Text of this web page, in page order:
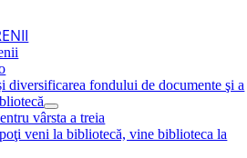
diversificarea fondului de documente şi a
vârsta a treia
veni la bibliotecă, vine biblioteca la